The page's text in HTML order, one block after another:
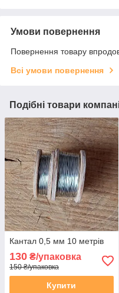
Умови повернення
Повернення товару
Всі умови повернення
Подібні товари
Кантал 0,5 мм 10 метрів
130 ₴/упаковка
150 ₴/упаковка
Купити